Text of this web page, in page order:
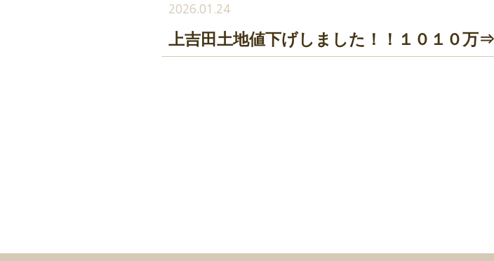
2026.01.24
上吉田土地値下げしました！！１０１０